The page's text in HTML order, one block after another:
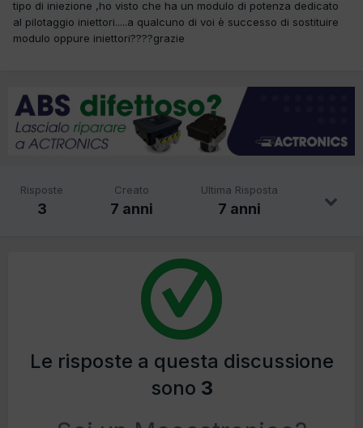
tipo di iniezione ,ho visto che ha un modulo di potenza dedicato
al pilotaggio iniettori.....a qualcuno di voi è successo di sostituire
modulo oppure iniettori????grazie
Risposte
3
Creato
7 anni
Ultima Risposta
7 anni
Le risposte a questa discussione
sono 3